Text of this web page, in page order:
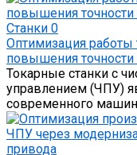
Станки 0
Оптимизация
повышения точности
Токарные станки с
управлением (ЧПУ)
современного